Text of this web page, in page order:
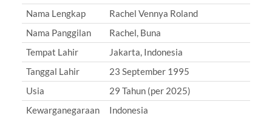
Nama Lengkap
Rachel Vennya Roland
Nama Panggilan
Rachel, Buna
Tempat Lahir
Jakarta, Indonesia
Tanggal Lahir
23 September 1995
Usia
29 Tahun (per 2025)
Kewarganegaraan
Indonesia